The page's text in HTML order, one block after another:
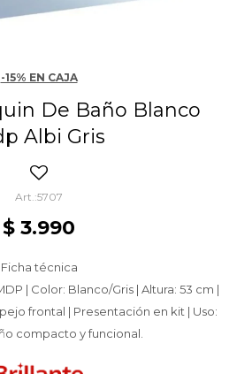
-15% EN CAJA
De Baño Blanco
Albi Gris
5707
$ 3.990
Ficha técnica
| Color: Blanco/Gris | Altura: 53 cm |
frontal | Presentación en kit | Uso:
compacto y funcional.